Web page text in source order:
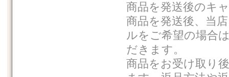
商品を発送後のキ
商品を発送後、当
ルをご希望の場合
だきます。
商品をお受け取り